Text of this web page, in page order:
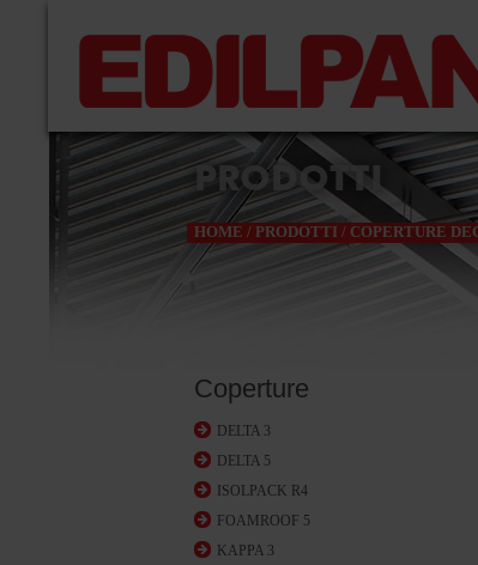
PRODOTTI
HOME / PRODOTTI / COPERTURE
Coperture
DELTA 3
DELTA 5
ISOLPACK R4
FOAMROOF 5
KAPPA 3